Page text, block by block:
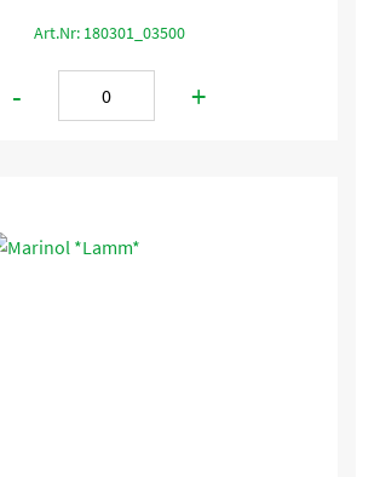
Art.Nr: 180301_03500
- +